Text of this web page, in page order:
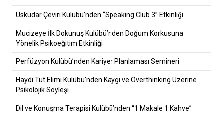
Üsküdar Çeviri Kulübü’nden “Speaking Club 3” Etkinliği
Mucizeye İlk Dokunuş Kulübü’nden Doğum Korkusuna
Yönelik Psikoeğitim Etkinliği
Perfüzyon Kulübü’nden Kariyer Planlaması Semineri
Haydi Tut Elimi Kulübü’nden Kaygı ve Overthinking Üzerine
Psikolojik Söyleşi
Dil ve Konuşma Terapisi Kulübü’nden “1 Makale 1 Kahve”